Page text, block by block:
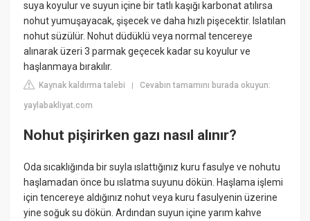
suya koyulur ve suyun içine bir tatlı kaşığı karbonat atılırsa
nohut yumuşayacak, şişecek ve daha hızlı pişecektir. Islatılan
nohut süzülür. Nohut düdüklü veya normal tencereye
alınarak üzeri 3 parmak geçecek kadar su koyulur ve
haşlanmaya bırakılır.
Kaynak kaldırma talebi |Cevabın tamamını burada okuyun:
yaylabakliyat.com
Nohut pişirirken gazı nasıl alınır?
Oda sıcaklığında bir suyla ıslattığınız kuru fasulye ve nohutu
haşlamadan önce bu ıslatma suyunu dökün. Haşlama işlemi
için tencereye aldığınız nohut veya kuru fasulyenin üzerine
yine soğuk su dökün. Ardından suyun içine yarım kahve